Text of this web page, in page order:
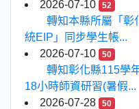
2026-07-10 52
轉知本縣所屬「彰
統EIP」同步學生帳...
2026-07-10
50
轉知彰化縣115學
18小時師資研習(暑假...
2026-07-28
50